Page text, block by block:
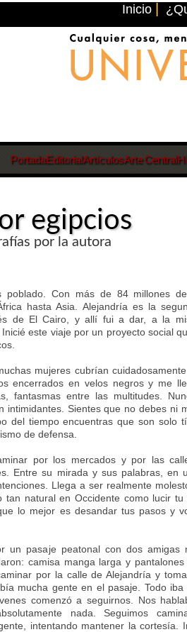
Inicio
PortadaEditorialArtículosArte Central
egipcios
por la autora
Con más de 84 millones
hasta Asia. Alejandría es la
de El Cairo, y allí fui a dar, a la
este viaje por un proyecto social
mujeres cubrían
encerrados en velos negros y me
fantasmas entre las multitudes.
intimidantes. Sientes que no debes ni
del tiempo encuentras que son solo
de defensa.
por los mercados y por las
Entre su mirada y sus palabras, en
Llega a ser realmente
tan natural en Occidente como lucir tu
lo mejor es desandar tus pasos y
un pasaje peatonal con dos amigas
camisa manga larga y
por la calle de Alejandría y
mucha gente en el pasaje. Todo iba
comenzó a seguirnos. Nos
nada. Seguimos
intentando mantener la cortesía.